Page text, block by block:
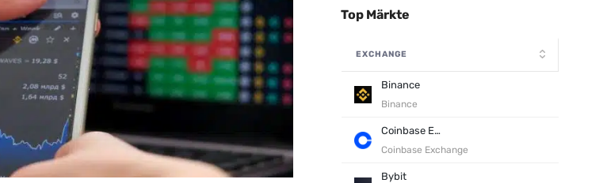
Top Märkte
EXCHANGE
Binance
Binance
Coinbase Exchange
Coinbase Exchange
Bybit